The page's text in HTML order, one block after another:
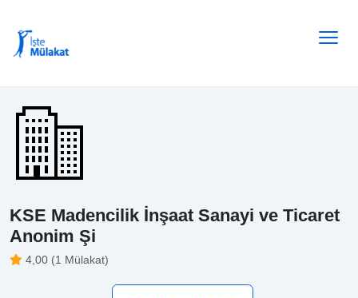
KSE Madencilik İnşaat Sanayi ve Ticaret
Anonim Şi
4,00 (1 Mülakat)